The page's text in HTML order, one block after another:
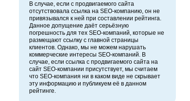
В случае, если с продвигаемого сайта
отсутствовала ссылка на SEO-компанию, он не
привязывался к ней при составлении рейтинга.
Данное допущение даёт серьёзную
погрешность для тех SEO-компаний, которые не
размещают ссылку с главной страницы
клиентов. Однако, мы не можем нарушать
коммерческие интересы SEO-компаний. В
случае, если ссылка с продвигаемого сайта на
сайт SEO-компании присутствует, мы считаем
что SEO-компания ни в каком виде не скрывает
эту информацию и публикуем её в данном
рейтинге.